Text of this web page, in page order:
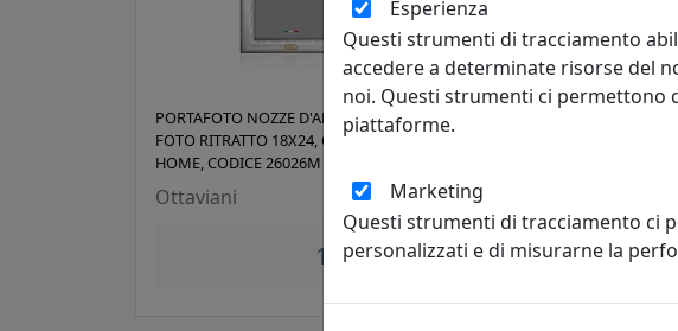
PORTAFOTO NOZZE D'ARGENTO,
FOTO RITRATTO 18X24, OTTAVIANI
HOME, CODICE 26026M
Ottaviani
160,00 €
Esperienza
Questi strumenti di tracciamento
accedere a determinate risorse del
noi. Questi strumenti ci permettono
piattaforme.
Marketing
Questi strumenti di tracciamento ci
personalizzati e di misurarne la